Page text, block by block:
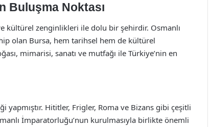
Buluşma Noktası
kültürel zenginlikleri ile dolu bir şehirdir. Osmanlı
olan Bursa, hem tarihsel hem de kültürel
mimarisi, sanatı ve mutfağı ile Türkiye’nin en
Hititler, Frigler, Roma ve Bizans gibi çeşitli
İmparatorluğu’nun kurulmasıyla birlikte önemli